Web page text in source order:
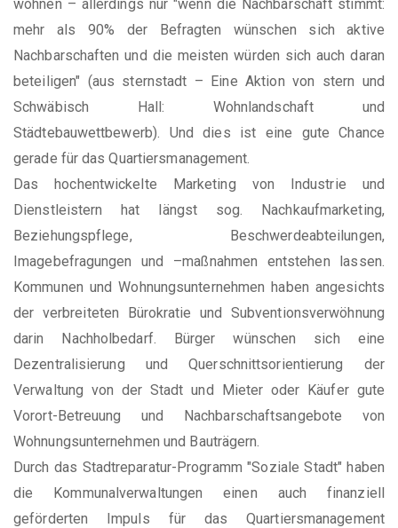
wohnen – allerdings nur "wenn die Nachbarschaft stimmt:
mehr als 90% der Befragten wünschen sich aktive
Nachbarschaften und die meisten würden sich auch daran
beteiligen" (aus sternstadt – Eine Aktion von stern und
Schwäbisch Hall: Wohnlandschaft und
Städtebauwettbewerb). Und dies ist eine gute Chance
gerade für das Quartiersmanagement.
Das hochentwickelte Marketing von Industrie und
Dienstleistern hat längst sog. Nachkaufmarketing,
Beziehungspflege, Beschwerdeabteilungen,
Imagebefragungen und –maßnahmen entstehen lassen.
Kommunen und Wohnungsunternehmen haben angesichts
der verbreiteten Bürokratie und Subventionsverwöhnung
darin Nachholbedarf. Bürger wünschen sich eine
Dezentralisierung und Querschnittsorientierung der
Verwaltung von der Stadt und Mieter oder Käufer gute
Vorort-Betreuung und Nachbarschaftsangebote von
Wohnungsunternehmen und Bauträgern.
Durch das Stadtreparatur-Programm "Soziale Stadt" haben
die Kommunalverwaltungen einen auch finanziell
geförderten Impuls für das Quartiersmanagement